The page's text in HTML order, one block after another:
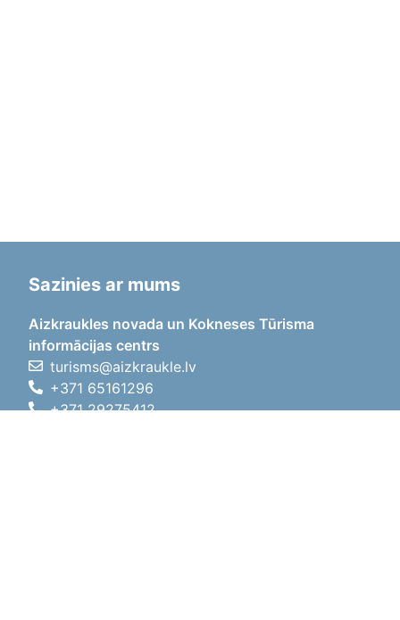
Sazinies ar mums
Aizkraukles novada un Kokneses Tūrisma
informācijas centrs
turisms@aizkraukle.lv
+371 65161296
+371 29275412